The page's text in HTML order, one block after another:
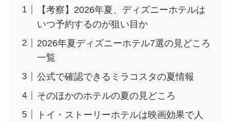
【考察】2026年夏、ディズニーホテルは
いつ予約するのが狙い目か
2026年夏ディズニーホテル7選の見どころ
一覧
公式で確認できるミラコスタの夏情報
そのほかのホテルの夏の見どころ
トイ・ストーリーホテルは映画効果で人